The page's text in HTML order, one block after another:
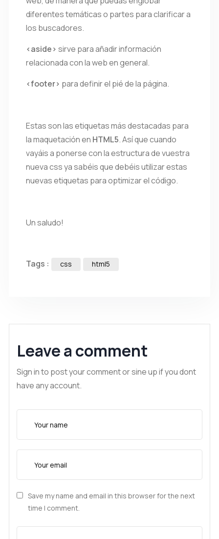
diferentes temáticas o partes para clarificar a
los buscadores.
<aside> sirve para añadir información
relacionada con la web en general.
<footer> para definir el pié de la página.
Estas son las etiquetas más destacadas para
la maquetación en HTML5. Así que cuando
vayáis a ponerse con la estructura de vuestra
nueva css ya sabéis que debéis utilizar estas
nuevas etiquetas para optimizar el código.
Un saludo!
Tags : css html5
Leave a comment
Sign in to post your comment or sine up if you dont
have any account.
Save my name and email in this browser for the next
time I comment.